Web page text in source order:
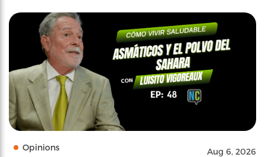
Opinions Aug 6, 2026